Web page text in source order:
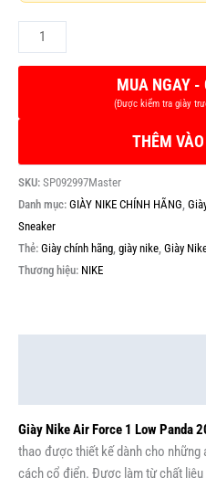
THÊM
SKU: SP092997Master
Danh mục: GIÀY NIKE CHÍNH HÃNG
Sneaker
Thẻ: Giày chính hãng giày nike Giày
Thương hiệu: NIKE
Giày Nike Air Force 1 Low Panda
thao được thiết kế dành cho những
cách cổ điển. Được làm từ chất liệu